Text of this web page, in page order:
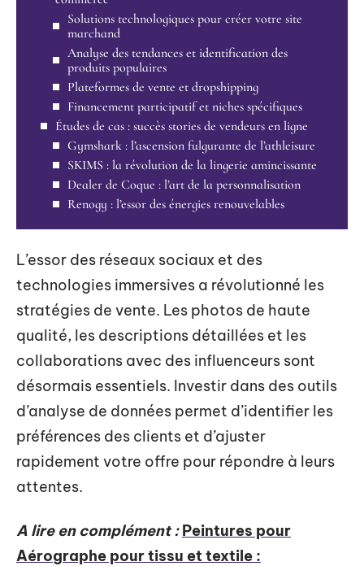
Solutions technologiques pour créer votre site
marchand
Analyse des tendances et identification des
produits populaires
Plateformes de vente et dropshipping
Financement participatif et niches spécifiques
Études de cas : succès stories de vendeurs en ligne
Gymshark : l’ascension fulgurante de l’athleisure
SKIMS : la révolution de la lingerie amincissante
Dealer de Coque : l’art de la personnalisation
Renogy : l’essor des énergies renouvelables
L’essor des réseaux sociaux et des
technologies immersives a révolutionné les
stratégies de vente. Les photos de haute
qualité, les descriptions détaillées et les
collaborations avec des influenceurs sont
désormais essentiels. Investir dans des outils
d’analyse de données permet d’identifier les
préférences des clients et d’ajuster
rapidement votre offre pour répondre à leurs
attentes.
A lire en complément : Peintures pour
Aérographe pour tissu et textile :